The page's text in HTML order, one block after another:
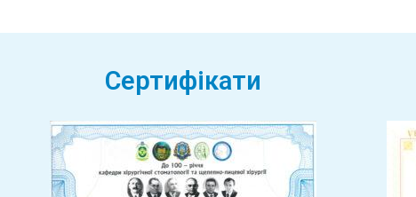
Сертифікати